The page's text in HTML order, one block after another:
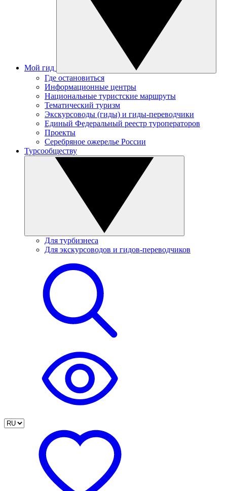
Мой гид
Где остановиться
Информационные центры
Национальные туристские маршруты
Тематический туризм
Экскурсоводы (гиды) и гиды-переводчики
Единый Федеральный реестр туроператоров
Проекты
Серебряное ожерелье России
Турсообществу
Для турбизнеса
Для экскурсоводов и гидов-переводчиков